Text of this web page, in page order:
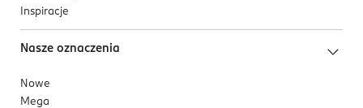
Inspiracje
Nasze oznaczenia
Nowe
Mega